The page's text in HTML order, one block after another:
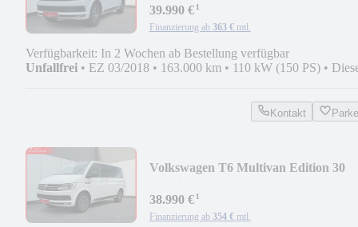
39.990 €¹
Finanzierung ab 363 € mtl.
Verfügbarkeit: In 2 Wochen ab Bestellung verfügbar
Unfallfrei • EZ 03/2018 • 163.000 km • 110 kW (150 PS) •
Kontakt
Volkswagen T6 Multivan Edition 30
38.990 €¹
Finanzierung ab 354 € mtl.